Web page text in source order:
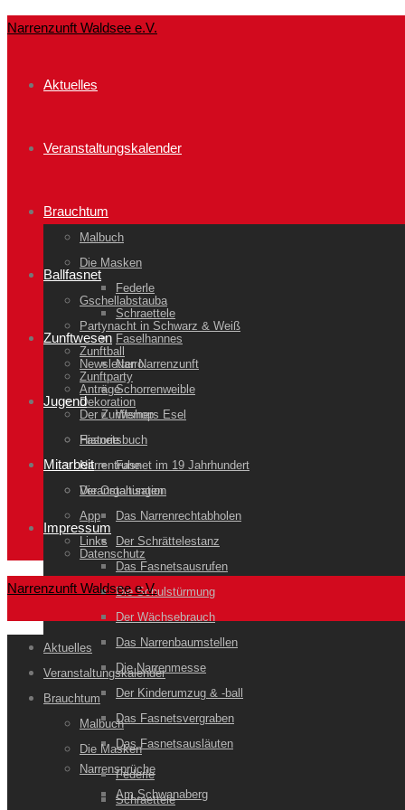
Narrenzunft Waldsee e.V.
Aktuelles
Veranstaltungskalender
Brauchtum
Malbuch
Die Masken
Federle
Schraettele
Faselhannes
Narro
Schorrenweible
Werners Esel
Historie
Fasnet im 19 Jahrhundert
Veranstaltungen
Das Narrenrechtabholen
Der Schrättelestanz
Das Fasnetsausrufen
Die Schulstürmung
Der Wächsebrauch
Das Narrenbaumstellen
Die Narrenmesse
Der Kinderumzug & -ball
Das Fasnetsvergraben
Das Fasnetsausläuten
Narrensprüche
Am Schwanaberg
Ballfasnet
Gschellabstauba
Partynacht in Schwarz & Weiß
Zunftball
Zunftparty
Dekoration
Zunftwesen
Newsletter Narrenzunft
Anträge
Der Zunftshop
Fasnetsbuch
Narrentruhe
Die Organisation
App
Links
Jugend
Mitarbeit
Impressum
Datenschutz
Narrenzunft Waldsee e.V.
Aktuelles
Veranstaltungskalender
Brauchtum
Malbuch
Die Masken
Federle
Schraettele